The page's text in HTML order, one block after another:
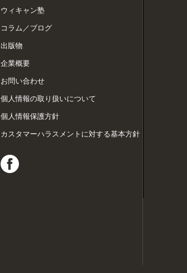
ウィキャン塾
コラム／ブログ
出版物
企業概要
お問い合わせ
個人情報の取り扱いについて
個人情報保護方針
カスタマーハラスメントに対する基本方針